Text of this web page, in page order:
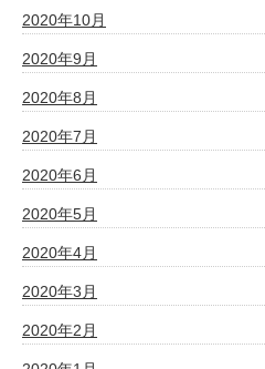
2020年10月
2020年9月
2020年8月
2020年7月
2020年6月
2020年5月
2020年4月
2020年3月
2020年2月